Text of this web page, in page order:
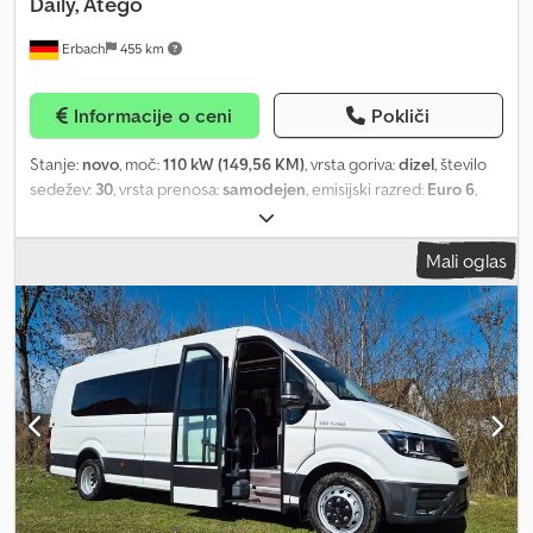
Erbach 455 km
Informacije o ceni Pokliči
Stanje: novo, moč:110 kW (149,56 KM), vrsta goriva:dizel, število
sedežev: 30, vrsta prenosa:samodejen, emisijski razred: Euro 6,
, Oprema:
program stabilnosti (ESP), filter saj, klimatska naprava, parkirni
, New vehicle, unregistered, available for immediate
delivery, equipped with automatic transmission, double glazing,
and auxiliary heater! 8 x Facelift model The ideal school bus or
compact coach for groups with limited budgets. Built for
Germany with double glazing, auxiliary heater, 24 months' warranty
(optionally extendable). Dksdjztl Azjpfx Aprer 29 sleeper seats with
folding tables --- General Vehicle Data: * Length: 7,168 mm *
Width: 2,262 mm * Height: 3,352 mm * Wheelbase: 3,350 mm *
Front/rear overhang: 1,613 mm / 2,205 mm * Turning circle
diameter: 12,200 mm * Passenger capacity: 29 + 1 * Permissible
gross weight: 8,160 kg * Diesel tank volume: 160 l * Ad Blue tank: 12
Mali oglas